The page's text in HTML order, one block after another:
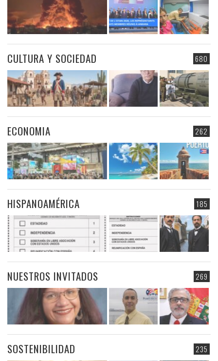
680
CULTURA Y SOCIEDAD
262
ECONOMIA
185
HISPANOAMÉRICA
269
NUESTROS INVITADOS
235
SOSTENIBILIDAD